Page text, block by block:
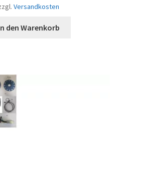
Versandkosten
den Warenkorb